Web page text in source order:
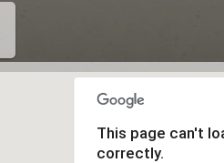
This page can't
correctly.